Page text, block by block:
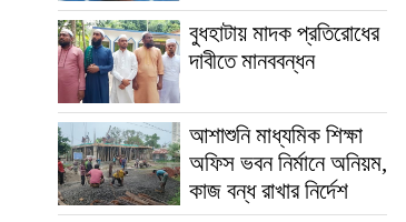
বুধহাটায় মাদক প্রতিরোধের
দাবীতে মানববন্ধন
আশাশুনি মাধ্যমিক শিক্ষা
অফিস ভবন নির্মানে অনিয়ম,
কাজ বন্ধ রাখার নির্দেশ